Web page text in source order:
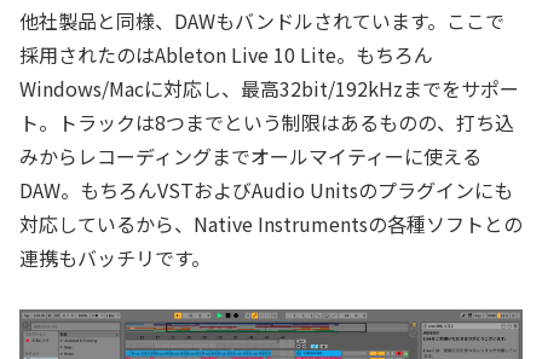
他社製品と同様、DAWもバンドルされています。ここで
採用されたのはAbleton Live 10 Lite。もちろん
Windows/Macに対応し、最高32bit/192kHzまでをサポー
ト。トラックは8つまでという制限はあるものの、打ち込
みからレコーディングまでオールマイティーに使える
DAW。もちろんVSTおよびAudio Unitsのプラグインにも
対応しているから、Native Instrumentsの各種ソフトとの
連携もバッチリです。